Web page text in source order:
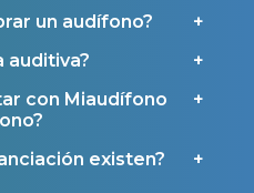
un audífono?
auditiva?
con Miaudífono
existen?